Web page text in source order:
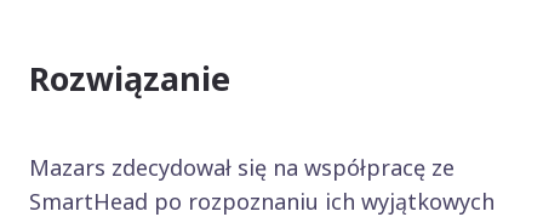
Rozwiązanie
Mazars zdecydował się na współpracę ze
SmartHead po rozpoznaniu ich wyjątkowych